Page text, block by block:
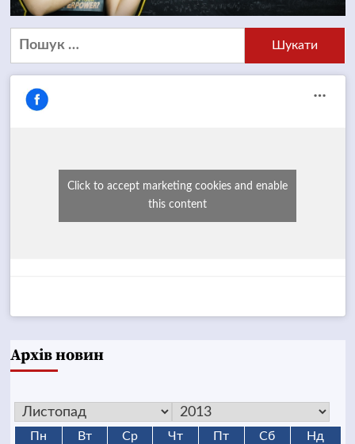
Пошук:
Click to accept marketing cookies and enable
this content
Архів новин
Пн Вт Ср Чт Пт Сб Нд